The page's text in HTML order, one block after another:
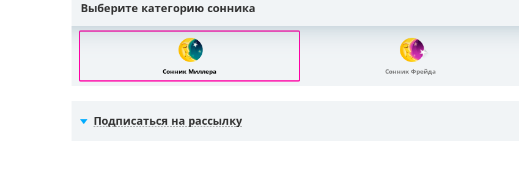
Выберите категорию сонника
Сонник Миллера Сонник Фрейда
Подписаться на рассылку